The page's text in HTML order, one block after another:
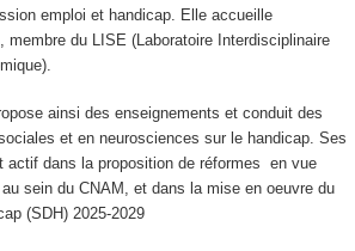
emploi et handicap. Elle accueille
, membre du LISE (Laboratoire Interdisciplinaire
ainsi des enseignements et conduit des
et en neurosciences sur le handicap. Ses
actif dans la proposition de réformes en vue
sein du CNAM, et dans la mise en oeuvre du
(SDH) 2025-2029